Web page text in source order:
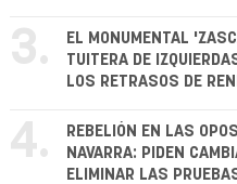
3.
EL MONUMENTAL
TUITERA DE
LOS RETRASOS DE
4.
REBELIÓN EN LAS
NAVARRA: PIDEN
ELIMINAR LAS